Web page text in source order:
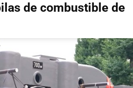
de combustible de